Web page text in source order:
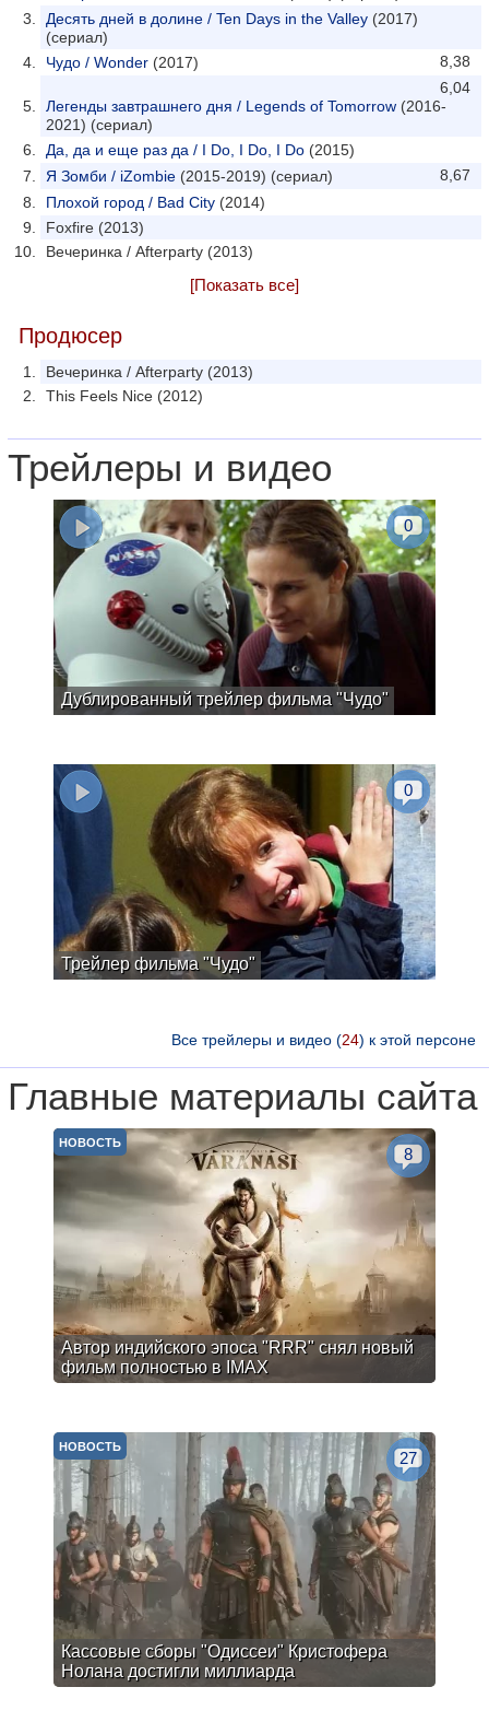
Десять дней в долине / Ten Days in the Valley (2017)
(сериал)
8,38
Чудо / Wonder (2017)
6,04
Легенды завтрашнего дня / Legends of Tomorrow (2016-
2021) (сериал)
Да, да и еще раз да / I Do, I Do, I Do (2015)
8,67
Я Зомби / iZombie (2015-2019) (сериал)
Плохой город / Bad City (2014)
Foxfire (2013)
Вечеринка / Afterparty (2013)
[Показать все]
Продюсер
Вечеринка / Afterparty (2013)
This Feels Nice (2012)
Трейлеры и видео
Дублированный трейлер фильма "Чудо"
0
Трейлер фильма "Чудо"
0
Все трейлеры и видео (24) к этой персоне
Главные материалы сайта
Автор индийского эпоса "RRR" снял новый
фильм полностью в IMAX
НОВОСТЬ
8
Кассовые сборы "Одиссеи" Кристофера
Нолана достигли миллиарда
НОВОСТЬ
27